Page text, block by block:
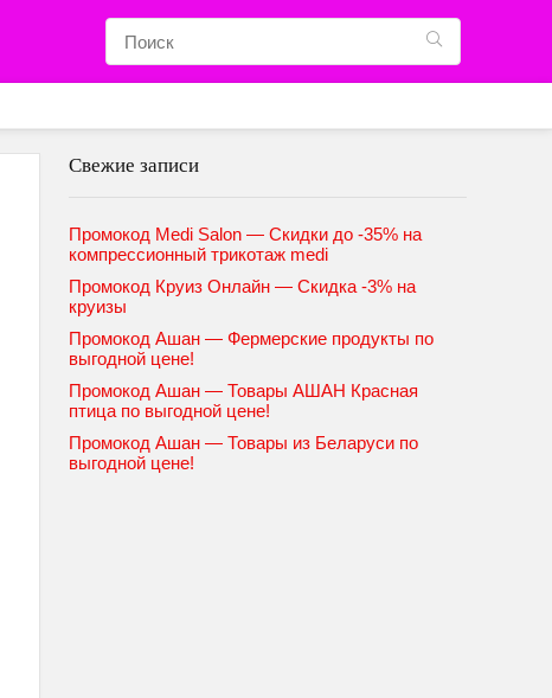
Свежие записи
Промокод Medi Salon — Скидки до -35% на
компрессионный трикотаж medi
Промокод Круиз Онлайн — Скидка -3% на
круизы
Промокод Ашан — Фермерские продукты по
выгодной цене!
Промокод Ашан — Товары АШАН Красная
птица по выгодной цене!
Промокод Ашан — Товары из Беларуси по
выгодной цене!